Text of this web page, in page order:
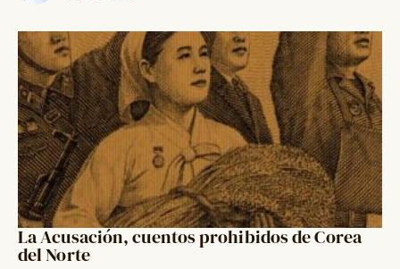
La Acusación, cuentos prohibidos de Corea
del Norte